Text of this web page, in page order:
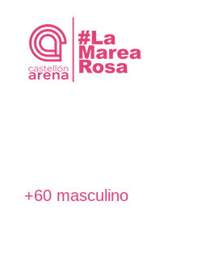
contenido
+60 masculino